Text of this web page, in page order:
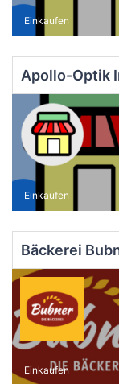
Einkaufen
Einkaufen
Einkaufen